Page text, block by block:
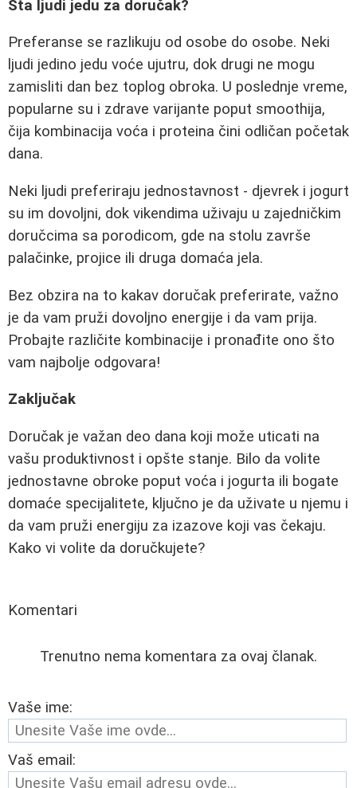
Šta ljudi jedu za doručak?
Preferanse se razlikuju od osobe do osobe. Neki
ljudi jedino jedu voće ujutru, dok drugi ne mogu
zamisliti dan bez toplog obroka. U poslednje vreme,
popularne su i zdrave varijante poput smoothija,
čija kombinacija voća i proteina čini odličan početak
dana.
Neki ljudi preferiraju jednostavnost - djevrek i jogurt
su im dovoljni, dok vikendima uživaju u zajedničkim
doručcima sa porodicom, gde na stolu završe
palačinke, projice ili druga domaća jela.
Bez obzira na to kakav doručak preferirate, važno
je da vam pruži dovoljno energije i da vam prija.
Probajte različite kombinacije i pronađite ono što
vam najbolje odgovara!
Zaključak
Doručak je važan deo dana koji može uticati na
vašu produktivnost i opšte stanje. Bilo da volite
jednostavne obroke poput voća i jogurta ili bogate
domaće specijalitete, ključno je da uživate u njemu i
da vam pruži energiju za izazove koji vas čekaju.
Kako vi volite da doručkujete?
Komentari
Trenutno nema komentara za ovaj članak.
Vaše ime:
Vaš email: